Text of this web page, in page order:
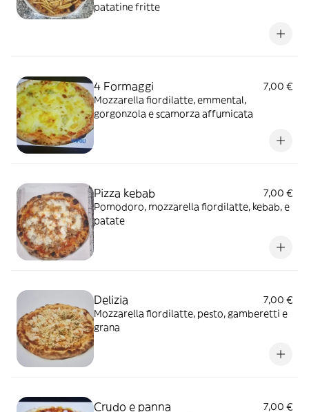
patatine fritte
4 Formaggi
7,00 €
Mozzarella fiordilatte, emmental,
gorgonzola e scamorza affumicata
Pizza kebab
7,00 €
Pomodoro, mozzarella fiordilatte, kebab, e
patate
Delizia
7,00 €
Mozzarella fiordilatte, pesto, gamberetti e
grana
Crudo e panna
7,00 €